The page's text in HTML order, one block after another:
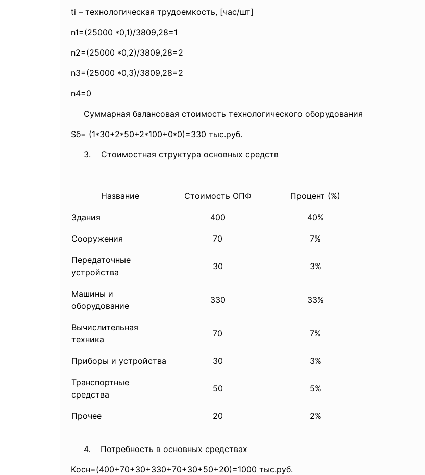
ti – технологическая трудоемкость, [час/шт]
n1=(25000 *0,1)/3809,28=1
n2=(25000 *0,2)/3809,28=2
n3=(25000 *0,3)/3809,28=2
n4=0
Суммарная балансовая стоимость технологического оборудования
Sб= (1*30+2*50+2*100+0*0)=330 тыс.руб.
3. Стоимостная структура основных средств
Название Стоимость ОПФ Процент (%)
Здания 400 40%
Сооружения 70 7%
Передаточные
устройства
30 3%
Машины и
оборудование
330 33%
Вычислительная
техника
70 7%
Приборы и устройства 30 3%
Транспортные
средства
50 5%
Прочее 20 2%
4. Потребность в основных средствах
Kосн=(400+70+30+330+70+30+50+20)=1000 тыс.руб.